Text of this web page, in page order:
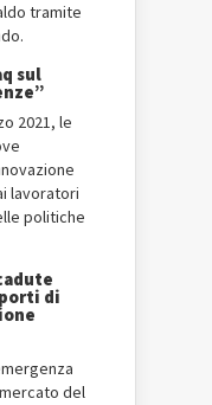
tramite
sul
2021, le
lavoratori
politiche
di
del